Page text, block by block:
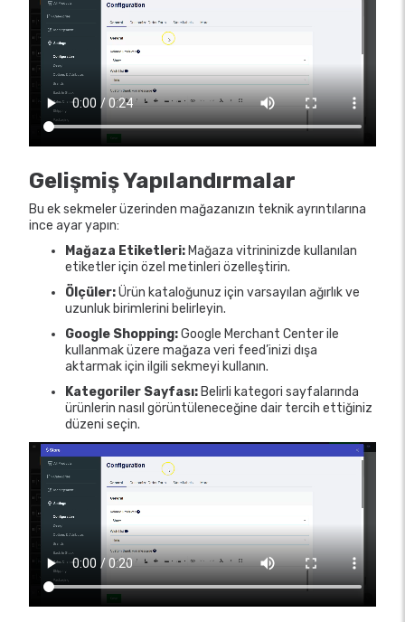
Gelişmiş Yapılandırmalar
Bu ek sekmeler üzerinden mağazanızın teknik ayrıntılarına
ince ayar yapın:
Mağaza Etiketleri: Mağaza vitrininizde kullanılan
etiketler için özel metinleri özelleştirin.
Ölçüler:Ürün kataloğunuz için varsayılan ağırlık ve
uzunluk birimlerini belirleyin.
Google Shopping:Google Merchant Center ile
kullanmak üzere mağaza veri feed’inizi dışa
aktarmak için ilgili sekmeyi kullanın.
Kategoriler Sayfası: Belirli kategori sayfalarında
ürünlerin nasıl görüntüleneceğine dair tercih ettiğiniz
düzeni seçin.